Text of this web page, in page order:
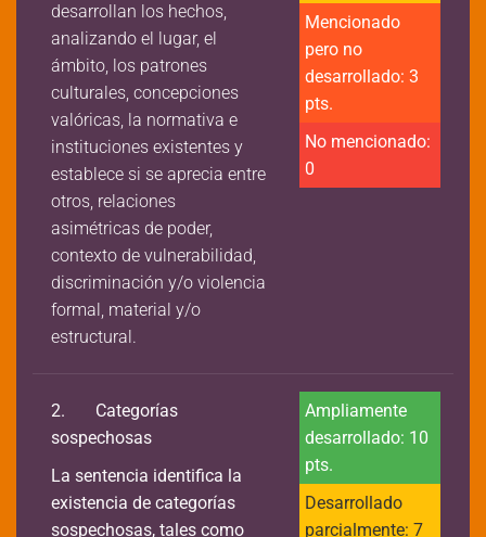
desarrollan los hechos,
analizando el lugar, el
ámbito, los patrones
culturales, concepciones
valóricas, la normativa e
instituciones existentes y
establece si se aprecia entre
otros, relaciones
asimétricas de poder,
contexto de vulnerabilidad,
discriminación y/o violencia
formal, material y/o
estructural.
Mencionado
pero no
desarrollado: 3
pts.
No mencionado:
0
2. Categorías
sospechosas
La sentencia identifica la
existencia de categorías
sospechosas, tales como
Ampliamente
desarrollado: 10
pts.
Desarrollado
parcialmente: 7